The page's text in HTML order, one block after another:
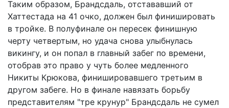
Таким образом, Брандсдаль, отстававший от
Хаттестада на 41 очко, должен был финишировать
в тройке. В полуфинале он пересек финишную
черту четвертым, но удача снова улыбнулась
викингу, и он попал в главный забег по времени,
отобрав это право у чуть более медленного
Никиты Крюкова, финишировавшего третьим в
другом забеге. Но в финале навязать борьбу
представителям "тре крунур" Брандсдаль не сумел